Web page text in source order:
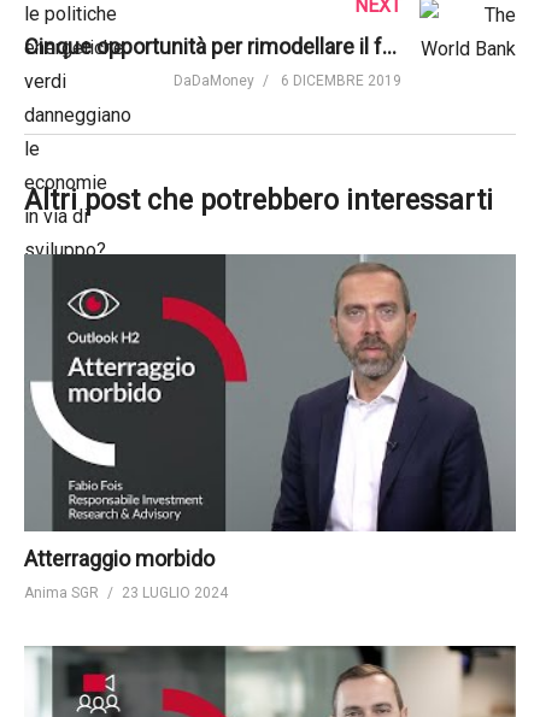
NEXT
Cinque opportunità per rimodellare il futuro dello spazio rurale | The World Bank
DaDaMoney 6 DICEMBRE 2019
Altri post che potrebbero interessarti
Atterraggio morbido
Anima SGR 23 LUGLIO 2024